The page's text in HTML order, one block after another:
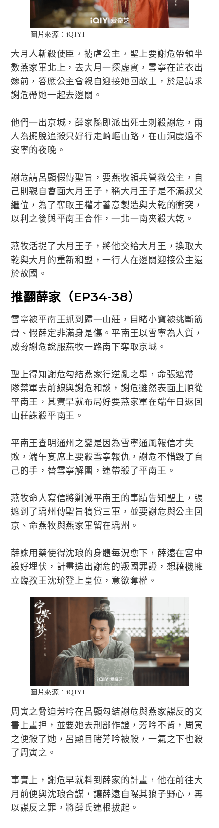
圖片來源：iQIYI
大月人斬殺使臣，擄虐公主，聖上要謝危帶領半
數燕家軍北上，去大月一探虛實，雪寧在芷衣出
嫁前，答應公主會親自迎接她回故土，於是請求
謝危帶她一起去邊關。
他們一出京城，薛家隨即派出死士刺殺謝危，兩
人為擺脫追殺只好行走崎嶇山路，在山洞度過不
安寧的夜晚。
謝危請呂顯假傳聖旨，要燕牧領兵營救公主，自
己則親自會面大月王子，稱大月王子是不滿叔父
繼位，為了奪取王權才蓄意製造與大乾的衝突，
以利之後與平南王合作，一北一南夾殺大乾。
燕牧活捉了大月王子，將他交給大月王，換取大
乾與大月的重新和盟，一行人在邊關迎接公主還
於故國。
推翻薛家（EP34-38）
雪寧被平南王抓到歸一山莊，目睹小寶被挑斷筋
骨、假薛定非滿身是傷。平南王以雪寧為人質，
威脅謝危說服燕牧一路南下奪取京城。
聖上得知謝危勾結燕家行逆亂之舉，命張遮帶一
隊禁軍去前線與謝危和談，謝危雖然表面上順從
平南王，其實早就布局好要燕家軍在端午日返回
山莊誅殺平南王。
平南王查明通州之變是因為雪寧通風報信才失
敗，端午宴席上要殺雪寧報仇，謝危不惜毀了自
己的手，替雪寧解圍，連帶殺了平南王。
燕牧命人寫信將剿滅平南王的事蹟告知聖上，張
遮到了瑀州傳聖旨犒賞三軍，並要謝危與公主回
京、命燕牧與燕家軍留在瑀州。
薛姝用藥使得沈琅的身體每況愈下，薛遠在宮中
設好埋伏，計畫造出謝危的叛國罪證，想藉機擁
立臨孜王沈玠登上皇位，意欲奪權。
圖片來源：iQIYI
周寅之脅迫芳吟在呂顯勾結謝危與燕家謀反的文
書上畫押，並要她去刑部作證，芳吟不肯，周寅
之便殺了她，呂顯目睹芳吟被殺，一氣之下也殺
了周寅之。
事實上，謝危早就料到薛家的計畫，他在前往大
月前便與沈琅合謀，讓薛遠自曝其狼子野心，再
以謀反之罪，將薛氏連根拔起。